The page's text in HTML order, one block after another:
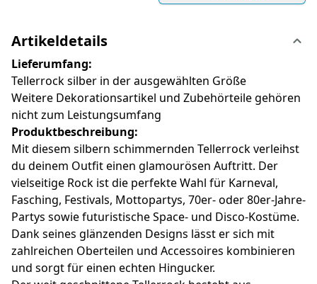
Artikeldetails
Lieferumfang:
Tellerrock silber in der ausgewählten Größe
Weitere Dekorationsartikel und Zubehörteile gehören
nicht zum Leistungsumfang
Produktbeschreibung:
Mit diesem silbern schimmernden Tellerrock verleihst
du deinem Outfit einen glamourösen Auftritt. Der
vielseitige Rock ist die perfekte Wahl für Karneval,
Fasching, Festivals, Mottopartys, 70er- oder 80er-Jahre-
Partys sowie futuristische Space- und Disco-Kostüme.
Dank seines glänzenden Designs lässt er sich mit
zahlreichen Oberteilen und Accessoires kombinieren
und sorgt für einen echten Hingucker.